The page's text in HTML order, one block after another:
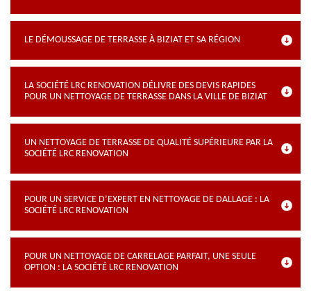
LE DÉMOUSSAGE DE TERRASSE À BIZIAT ET SA RÉGION
LA SOCIÉTÉ LRC RENOVATION DÉLIVRE DES DEVIS RAPIDES
POUR UN NETTOYAGE DE TERRASSE DANS LA VILLE DE BIZIAT
UN NETTOYAGE DE TERRASSE DE QUALITÉ SUPÉRIEURE PAR LA
SOCIÉTÉ LRC RENOVATION
POUR UN SERVICE D’EXPERT EN NETTOYAGE DE DALLAGE : LA
SOCIÉTÉ LRC RENOVATION
POUR UN NETTOYAGE DE CARRELAGE PARFAIT, UNE SEULE
OPTION : LA SOCIÉTÉ LRC RENOVATION